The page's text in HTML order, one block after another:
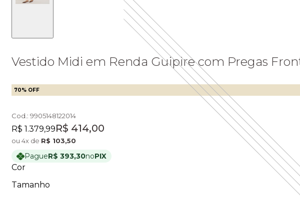
Vestido Midi em Renda Guipire com Pregas
70% OFF
Cod.: 9905148122014
Original price:
R$ 1.379,99Price:
R$ 414,00
ou 4x de R$ 103,50
PagueR$ 393,30noPIX
Cor
Tamanho